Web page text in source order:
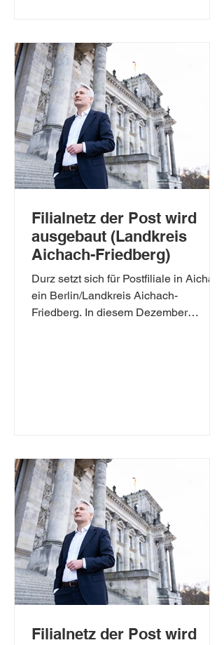
Filialnetz der Post wird
ausgebaut (Landkreis
Aichach-Friedberg)
Durz setzt sich für Postfiliale in Aichach
ein Berlin/Landkreis Aichach-
Friedberg. In diesem Dezember
Filialnetz der Post wird